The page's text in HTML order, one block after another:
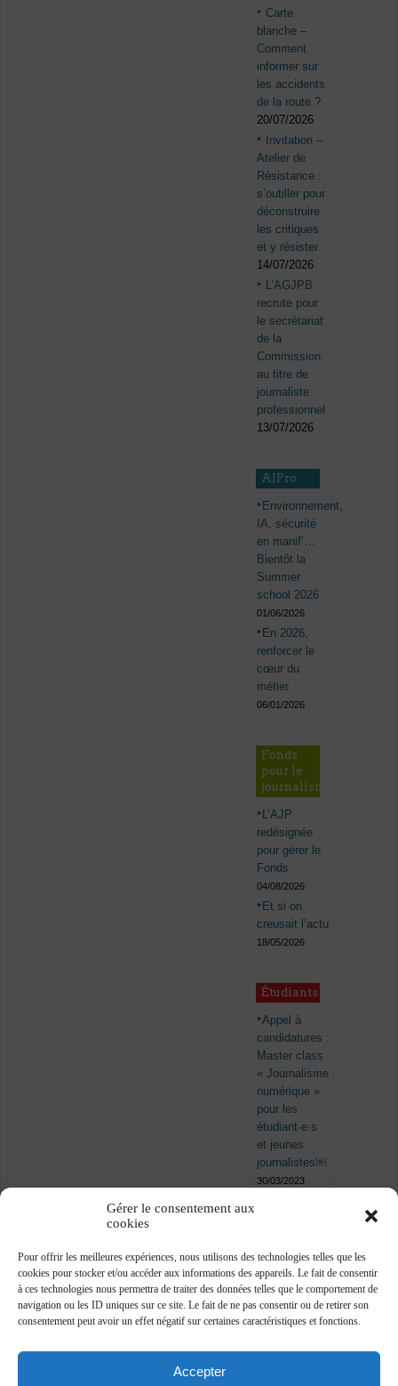
Gérer le consentement aux
cookies
Pour offrir les meilleures expériences, nous utilisons des technologies telles que les
cookies pour stocker et/ou accéder aux informations des appareils. Le fait de consentir
à ces technologies nous permettra de traiter des données telles que le comportement de
navigation ou les ID uniques sur ce site. Le fait de ne pas consentir ou de retirer son
consentement peut avoir un effet négatif sur certaines caractéristiques et fonctions.
Accepter
Carte
blanche –
Comment
informer sur
les accidents
de la route ?
20/07/2026
Invitation –
Atelier de
Résistance :
s’outiller pour
déconstruire
les critiques
et y résister
14/07/2026
L’AGJPB
recrute pour
le secrétariat
de la
Commission
au titre de
journaliste
professionnel
13/07/2026
AJPro
Environnement,
IA, sécurité
en manif’…
Bientôt la
Summer
school 2026
01/06/2026
En 2026,
renforcer le
cœur du
métier
06/01/2026
Fonds
pour le
journalisme
L’AJP
redésignée
pour gérer le
Fonds
04/08/2026
Et si on
creusait l’actu
18/05/2026
Étudiants
Appel à
candidatures :
Master class
« Journalisme
numérique »
pour les
étudiant·e·s
et jeunes
journalistes￼
30/03/2023